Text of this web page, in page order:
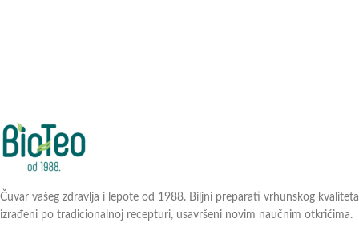
Čuvar vašeg zdravlja i lepote od 1988. Biljni preparati vrhunskog kvaliteta
izrađeni po tradicionalnoj recepturi, usavršeni novim naučnim otkrićima.